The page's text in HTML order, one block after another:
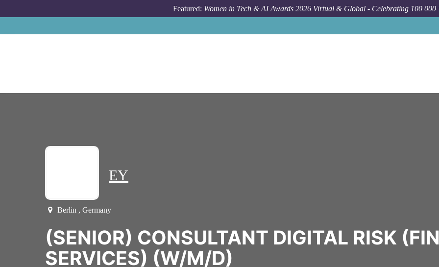
Featured: Women in Tech & AI Awards 2026 Virtual & Global - Celebrating 100 000
EY
Berlin , Germany
(SENIOR) CONSULTANT DIGITAL RISK
SERVICES) (W/M/D)